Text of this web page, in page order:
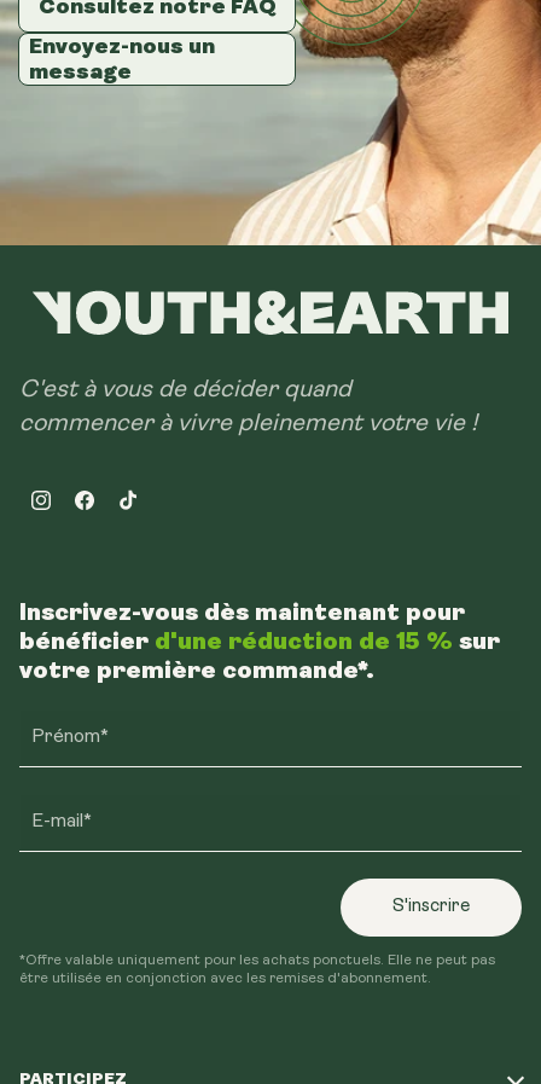
Consultez notre FAQ
Envoyez-nous un
message
Consultez notre FAQ
Envoyez-nous un
message
Consultez notre FAQ
Envoyez-nous un
message
C'est à vous de décider quand
commencer à vivre pleinement votre vie !
InstagramFacebookTikTok
PARTICIPEZ
Inscrivez-vous dès maintenant pour
bénéficier d'une réduction de 15 % sur
votre première commande*.
Prénom*
E-mail*
S'inscrire
*Offre valable uniquement pour les achats ponctuels. Elle ne peut pas
être utilisée en conjonction avec les remises d'abonnement.